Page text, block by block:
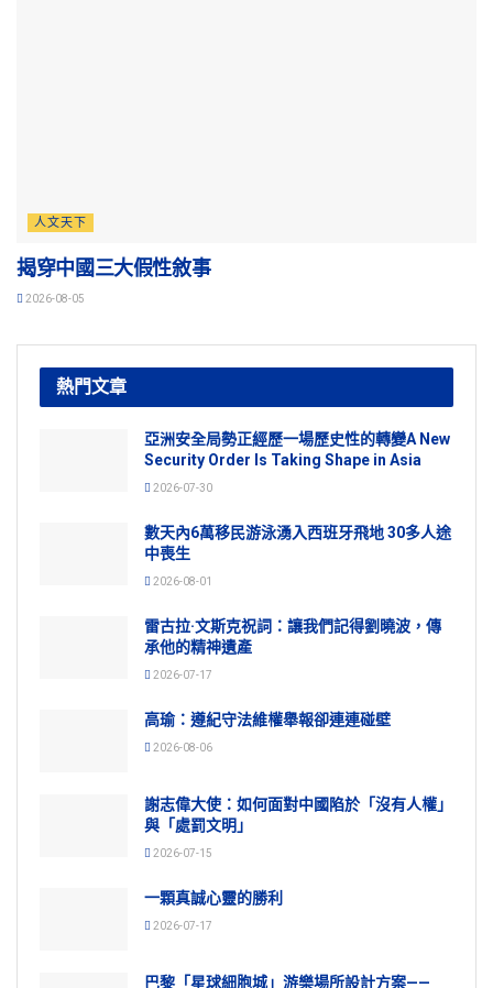
人文天下
揭穿中國三大假性敘事
2026-08-05
熱門文章
亞洲安全局勢正經歷一場歷史性的轉變A New
Security Order Is Taking Shape in Asia
2026-07-30
數天內6萬移民游泳湧入西班牙飛地 30多人途
中喪生
2026-08-01
雷古拉·文斯克祝詞：讓我們記得劉曉波，傳
承他的精神遺產
2026-07-17
高瑜：遵紀守法維權舉報卻連連碰壁
2026-08-06
謝志偉大使：如何面對中國陷於「沒有人權」
與「處罰文明」
2026-07-15
一顆真誠心靈的勝利
2026-07-17
巴黎「星球細胞城」游樂場所設計方案——